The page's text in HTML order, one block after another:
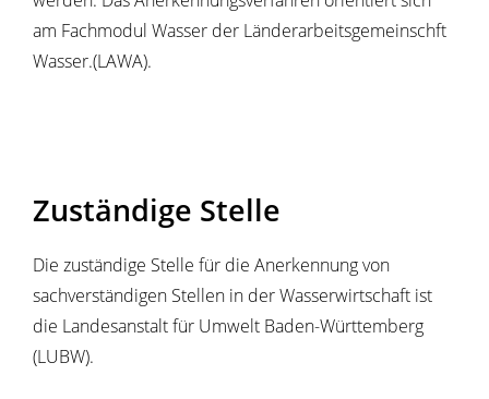
am Fachmodul Wasser der Länderarbeitsgemeinschft
Wasser.(LAWA).
Zuständige Stelle
Die zuständige Stelle für die Anerkennung von
sachverständigen Stellen in der Wasserwirtschaft ist
die Landesanstalt für Umwelt Baden-Württemberg
(LUBW).